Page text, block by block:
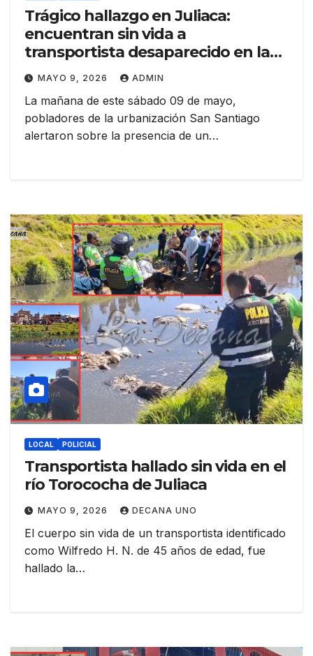
Trágico hallazgo en Juliaca:
encuentran sin vida a
transportista desaparecido en las
aguas del río Torococha
MAYO 9, 2026 ADMIN
La mañana de este sábado 09 de mayo,
pobladores de la urbanización San Santiago
alertaron sobre la presencia de un…
LOCAL POLICIAL
Transportista hallado sin vida en el
río Torococha de Juliaca
MAYO 9, 2026 DECANA UNO
El cuerpo sin vida de un transportista identificado
como Wilfredo H. N. de 45 años de edad, fue
hallado la…